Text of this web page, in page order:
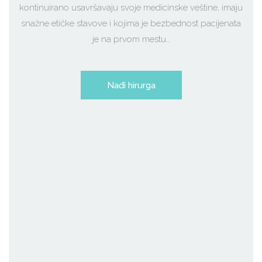
kontinuirano usavršavaju svoje medicinske veštine, imaju
snažne etičke stavove i kojima je bezbednost pacijenata
je na prvom mestu…
Nađi hirurga